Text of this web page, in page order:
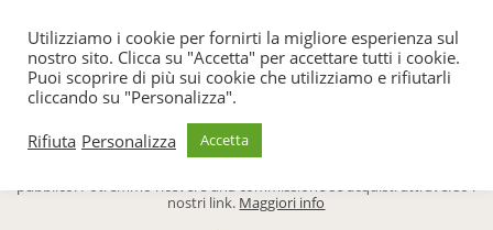
TecnoFacile
Menu
pubblico. Potremmo ricevere una commissione se acquisti attraverso i
nostri link. Maggiori info
Utilizziamo i cookie per fornirti la migliore esperienza sul
nostro sito. Clicca su "Accetta" per accettare tutti i cookie.
Puoi scoprire di più sui cookie che utilizziamo e rifiutarli
cliccando su "Personalizza".
Rifiuta Personalizza Accetta